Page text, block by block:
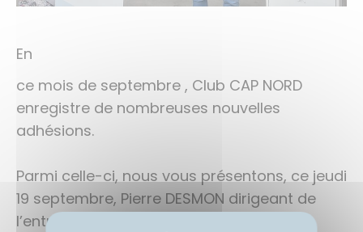
En
Casibo 7 Sultans
ce mois de septembre , Club CAP NORD
enregistre de nombreuses nouvelles
adhésions.
Parmi celle-ci, nous vous présentons, ce jeudi
19 septembre, Pierre DESMON dirigeant de
l’entreprise RECYCLIC /